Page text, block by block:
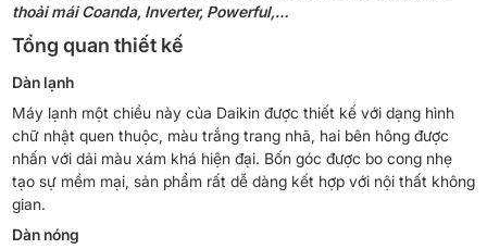
thoải mái Coanda, Inverter, Powerful,…
Tổng quan thiết kế
Dàn lạnh
Máy lạnh một chiều này của Daikin được thiết kế với dạng hình
chữ nhật quen thuộc, màu trắng trang nhã, hai bên hông được
nhấn với dải màu xám khá hiện đại. Bốn góc được bo cong nhẹ
tạo sự mềm mại, sản phẩm rất dễ dàng kết hợp với nội thất không
gian.
Dàn nóng